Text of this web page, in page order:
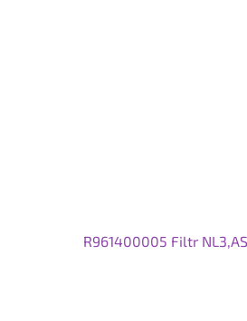
R961400005 Filtr